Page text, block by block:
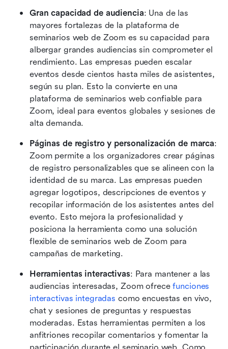
Gran capacidad de audiencia: Una de las
mayores fortalezas de la plataforma de
seminarios web de Zoom es su capacidad para
albergar grandes audiencias sin comprometer el
rendimiento. Las empresas pueden escalar
eventos desde cientos hasta miles de asistentes,
según su plan. Esto la convierte en una
plataforma de seminarios web confiable para
Zoom, ideal para eventos globales y sesiones de
alta demanda.
Páginas de registro y personalización de marca:
Zoom permite a los organizadores crear páginas
de registro personalizables que se alineen con la
identidad de su marca. Las empresas pueden
agregar logotipos, descripciones de eventos y
recopilar información de los asistentes antes del
evento. Esto mejora la profesionalidad y
posiciona la herramienta como una solución
flexible de seminarios web de Zoom para
campañas de marketing.
Herramientas interactivas: Para mantener a las
audiencias interesadas, Zoom ofrece funciones
interactivas integradas como encuestas en vivo,
chat y sesiones de preguntas y respuestas
moderadas. Estas herramientas permiten a los
anfitriones recopilar comentarios y fomentar la